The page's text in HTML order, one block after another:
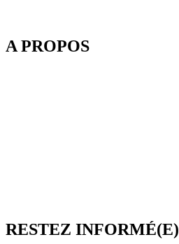
A PROPOS
RESTEZ INFORMÉ(E)